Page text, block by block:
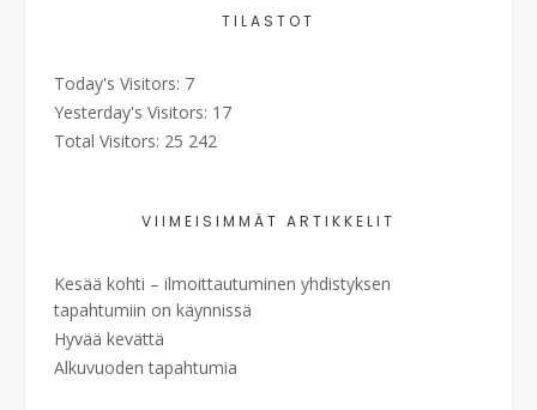
TILASTOT
Today's Visitors: 7
Yesterday's Visitors: 17
Total Visitors: 25 242
VIIMEISIMMÄT ARTIKKELIT
Kesää kohti – ilmoittautuminen yhdistyksen
tapahtumiin on käynnissä
Hyvää kevättä
Alkuvuoden tapahtumia